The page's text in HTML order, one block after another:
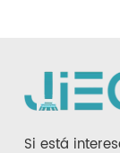
incrustada,
limpieza
Si está